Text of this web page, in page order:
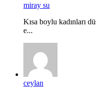
miray su
Kısa boylu kadınları
e...
ceylan